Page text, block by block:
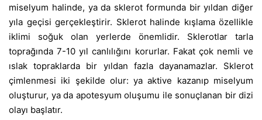
miselyum halinde, ya da sklerot formunda bir yıldan diğer
yıla geçisi gerçekleştirir. Sklerot halinde kışlama özellikle
iklimi soğuk olan yerlerde önemlidir. Sklerotlar tarla
toprağında 7-10 yıl canlılığını korurlar. Fakat çok nemli ve
ıslak topraklarda bir yıldan fazla dayanamazlar. Sklerot
çimlenmesi iki şekilde olur: ya aktive kazanıp miselyum
oluşturur, ya da apotesyum oluşumu ile sonuçlanan bir dizi
olayı başlatır.